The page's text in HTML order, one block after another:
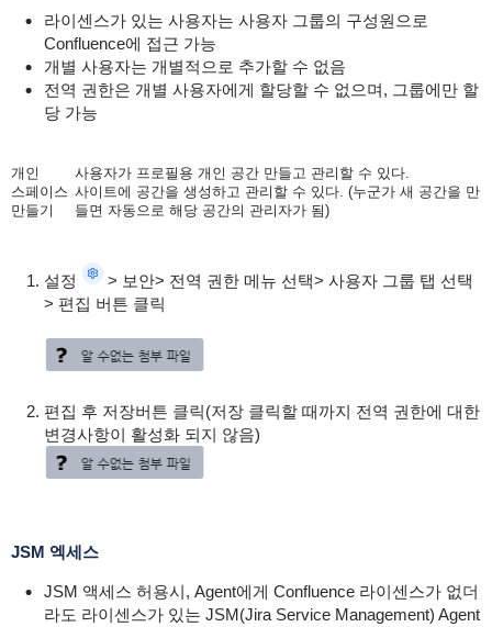
라이센스가 있는 사용자는 사용자 그룹의 구성원으로
Confluence에 접근 가능
개별 사용자는 개별적으로 추가할 수 없음
전역 권한은 개별 사용자에게 할당할 수 없으며, 그룹에만 할
당 가능
개인
사용자가 프로필용 개인 공간 만들고 관리할 수 있다.
스페이스
만들기
사이트에 공간을 생성하고 관리할 수 있다. (누군가 새 공간을 만
들면 자동으로 해당 공간의 관리자가 됨)
설정
> 보안> 전역 권한 메뉴 선택> 사용자 그룹 탭 선택
> 편집 버튼 클릭
편집 후 저장버튼 클릭(저장 클릭할 때까지 전역 권한에 대한
변경사항이 활성화 되지 않음)
JSM 엑세스
JSM 액세스 허용시, Agent에게 Confluence 라이센스가 없더
라도 라이센스가 있는 JSM(Jira Service Management) Agent